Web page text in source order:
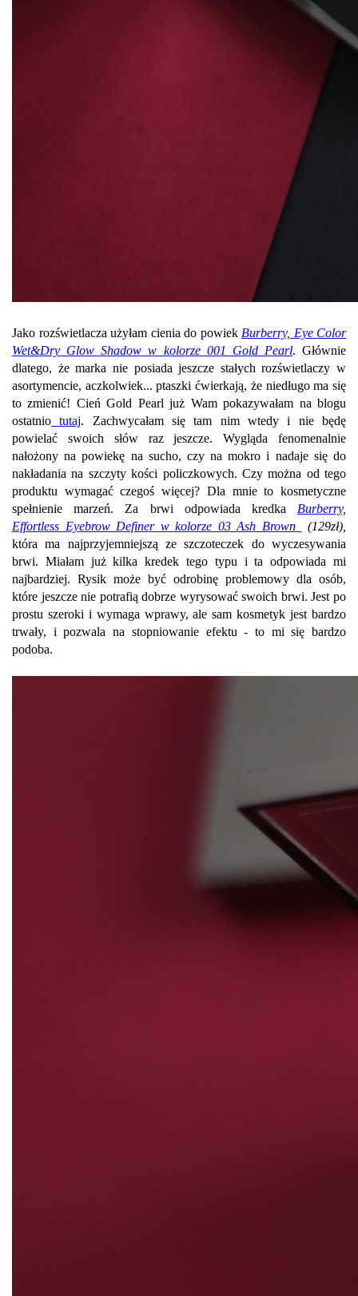
Jako rozświetlacza użyłam cienia do powiek Burberry, Eye Color
Wet&Dry Glow Shadow w kolorze 001 Gold Pearl. Głównie
dlatego, że marka nie posiada jeszcze stałych rozświetlaczy w
asortymencie, aczkolwiek... ptaszki ćwierkają, że niedługo ma się
to zmienić! Cień Gold Pearl już Wam pokazywałam na blogu
ostatnio tutaj. Zachwycałam się tam nim wtedy i nie będę
powielać swoich słów raz jeszcze. Wygląda fenomenalnie
nałożony na powiekę na sucho, czy na mokro i nadaje się do
nakładania na szczyty kości policzkowych. Czy można od tego
produktu wymagać czegoś więcej? Dla mnie to kosmetyczne
spełnienie marzeń. Za brwi odpowiada kredka Burberry,
Effortless Eyebrow Definer w kolorze 03 Ash Brown
(129zł),
która ma najprzyjemniejszą ze szczoteczek do wyczesywania
brwi. Miałam już kilka kredek tego typu i ta odpowiada mi
najbardziej. Rysik może być odrobinę problemowy dla osób,
które jeszcze nie potrafią dobrze wyrysować swoich brwi. Jest po
prostu szeroki i wymaga wprawy, ale sam kosmetyk jest bardzo
trwały, i pozwala na stopniowanie efektu - to mi się bardzo
podoba.